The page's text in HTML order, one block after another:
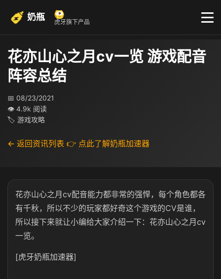
奶瓶 虎牙旗下产品
花亦山心之月cv一览 游戏配音
阵容总结
📅 08/23/2021
👁 4.9k 阅读
🏷 游戏攻略
← 返回资讯列表 👉 点此了解奶瓶加速器
花亦山心之月cv配音能力都非常的强悍，每个角色都各
有千秋，所以不少的玩家都好奇这个游戏的CV是谁，
所以接下来就让小编给大家介绍一下：花亦山心之月cv
一览。
[虎牙奶瓶加速器]